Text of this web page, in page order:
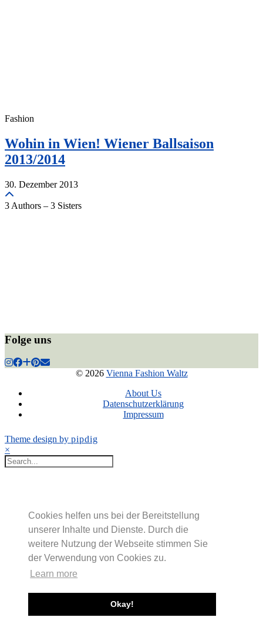
Cookies helfen uns bei der Bereitstellung
unserer Inhalte und Dienste. Durch die
weitere Nutzung der Webseite stimmen Sie
der Verwendung von Cookies zu.
Learn more
Okay!
Fashion
Wohin in Wien! Wiener Ballsaison
2013/2014
30. Dezember 2013
3 Authors – 3 Sisters
Folge uns
© 2026 Vienna Fashion Waltz
About Us
Datenschutzerklärung
Impressum
Theme design by pipdig
×